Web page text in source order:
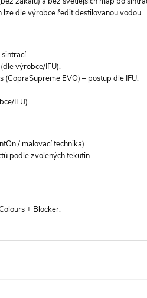
lze dle výrobce ředit destilovanou vodou.
výrobce/IFU).
EVO) – postup dle IFU.
IFU).
/ malovací technika).
podle zvolených tekutin.
+ Blocker.